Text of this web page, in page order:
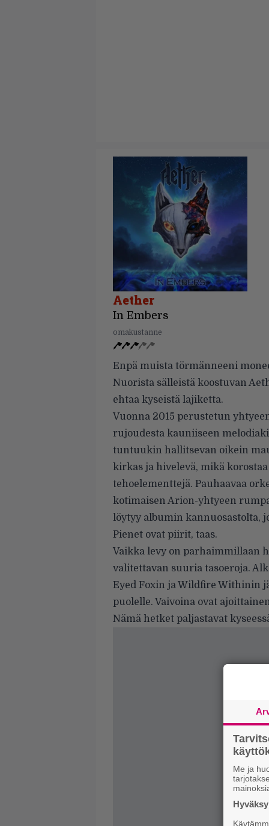
Aether
In Embers
omakustanne
Enpä muista törmänneeni
Nuorista sälleistä koostuvan
ehtaa kyseistä lajiketta.
Vuonna 2015 perustetun
rujoudesta kauniiseen
tuntuukin hallitsevan oikein
kirkas ja hivelevä, mikä
tehoelementtejä. Pauhaavaa
kotimaisen Arion-yhtyeen
löytyy albumin kannuosastolta,
Pienet ovat piirit, taas.
Vaikka levy on parhaimmillaan
valitettavan suuria tasoeroja.
Eyed Foxin ja Wildfire Withinin
puolelle. Vaivoina ovat
Nämä hetket paljastavat
Me ja